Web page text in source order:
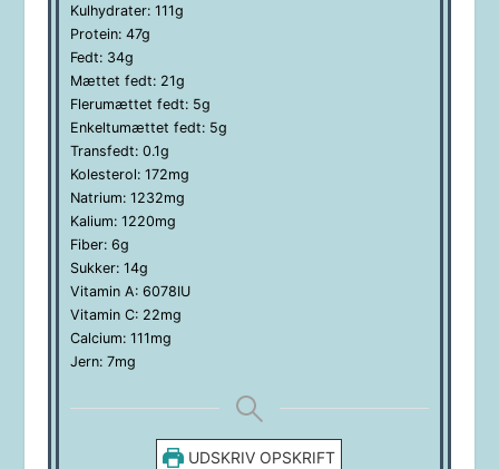
Kulhydrater: 111g
Protein: 47g
Fedt: 34g
Mættet fedt: 21g
Flerumættet fedt: 5g
Enkeltumættet fedt: 5g
Transfedt: 0.1g
Kolesterol: 172mg
Natrium: 1232mg
Kalium: 1220mg
Fiber: 6g
Sukker: 14g
Vitamin A: 6078IU
Vitamin C: 22mg
Calcium: 111mg
Jern: 7mg
UDSKRIV OPSKRIFT